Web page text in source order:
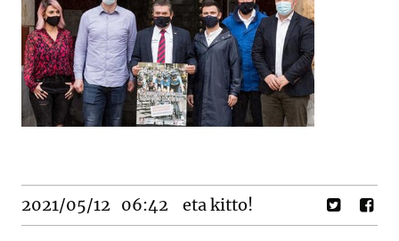
2021/05/12 06:42 eta kitto!